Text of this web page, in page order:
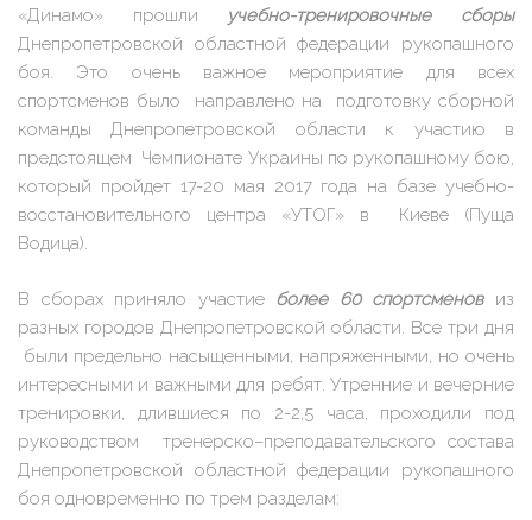
«Динамо» прошли учебно-тренировочные сборы
Днепропетровской областной федерации рукопашного
боя. Это очень важное мероприятие для всех
спортсменов было направлено на подготовку сборной
команды Днепропетровской области к участию в
предстоящем Чемпионате Украины по рукопашному бою,
который пройдет 17-20 мая 2017 года на базе учебно-
восстановительного центра «УТОГ» в Киеве (Пуща
Водица).
В сборах приняло участие более 60 спортсменовиз
разных городов Днепропетровской области. Все три дня
были предельно насыщенными, напряженными, но очень
интересными и важными для ребят. Утренние и вечерние
тренировки, длившиеся по 2-2,5 часа, проходили под
руководством тренерско–преподавательского состава
Днепропетровской областной федерации рукопашного
боя одновременно по трем разделам: